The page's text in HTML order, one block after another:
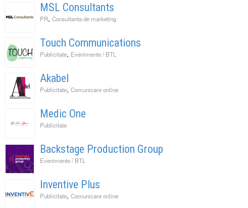
Bring It Back, Pepsi! Nostalgia anilor 2000 devine o
Brandurile nu mai concurează prin experiențe. Concurează
Business to Human. Cum construiește George Brand Love
MSL Consultants
PR, Consultanta de marketing
Touch Communications
Publicitate, Evenimente / BTL
Akabel
Publicitate, Comunicare online
Medic One
Publicitate
Backstage Production Group
Evenimente / BTL
Inventive Plus
Publicitate, Comunicare online